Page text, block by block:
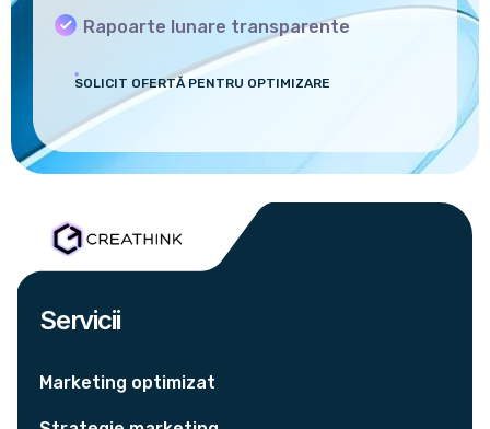
Rapoarte lunare transparente
SOLICIT OFERTĂ PENTRU OPTIMIZARE
Servicii
Marketing optimizat